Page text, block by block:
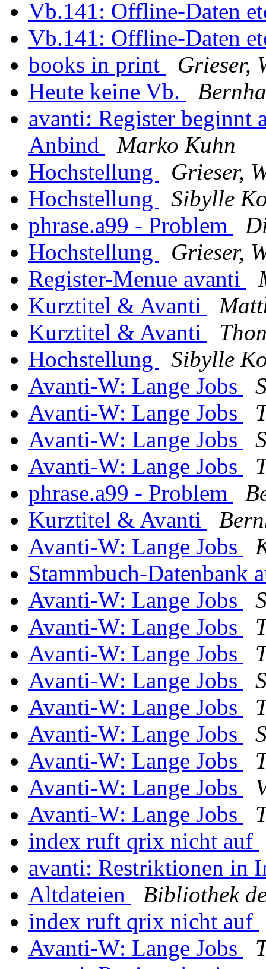
Vb.141: Offline-Daten
Vb.141: Offline-Daten
books in print
Grieser,
Heute keine Vb.
avanti: Register beginnt
Anbind
Marko Kuhn
Hochstellung
Grieser,
Hochstellung
Sibylle
phrase.a99 - Problem
Hochstellung
Grieser,
Register-Menue avanti
Kurztitel & Avanti
Kurztitel & Avanti
Hochstellung
Sibylle
Avanti-W: Lange Jobs
Avanti-W: Lange Jobs
Avanti-W: Lange Jobs
Avanti-W: Lange Jobs
phrase.a99 - Problem
Kurztitel & Avanti
Avanti-W: Lange Jobs
Stammbuch-Datenbank
Avanti-W: Lange Jobs
Avanti-W: Lange Jobs
Avanti-W: Lange Jobs
Avanti-W: Lange Jobs
Avanti-W: Lange Jobs
Avanti-W: Lange Jobs
Avanti-W: Lange Jobs
Avanti-W: Lange Jobs
Avanti-W: Lange Jobs
index ruft qrix nicht auf
avanti: Restriktionen in
Altdateien
Bibliothek
index ruft qrix nicht auf
Avanti-W: Lange Jobs